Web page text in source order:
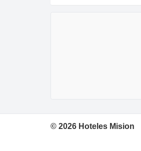
© 2026 Hoteles Mision